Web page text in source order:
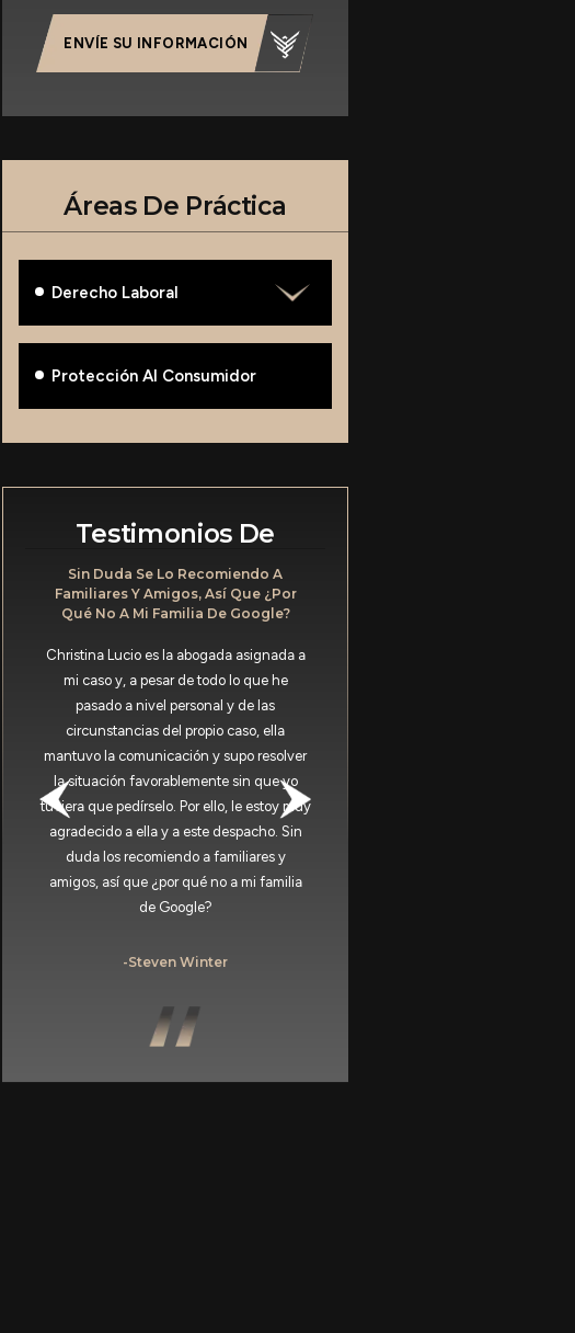
ENVÍE SU INFORMACIÓN
Áreas De Práctica
Derecho Laboral
Protección Al Consumidor
Testimonios De
Sin Duda Se Lo Recomiendo A
Familiares Y Amigos, Así Que ¿por
Qué No A Mi Familia De Google?
Christina Lucio es la abogada asignada a
mi caso y, a pesar de todo lo que he
pasado a nivel personal y de las
circunstancias del propio caso, ella
mantuvo la comunicación y supo resolver
la situación favorablemente sin que yo
tuviera que pedírselo. Por ello, le estoy muy
agradecido a ella y a este despacho. Sin
duda los recomiendo a familiares y
amigos, así que ¿por qué no a mi familia
de Google?
-Steven Winter